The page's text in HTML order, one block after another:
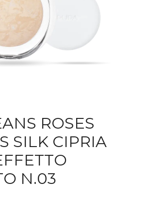
ROSES
SILK CIPRIA
N.03